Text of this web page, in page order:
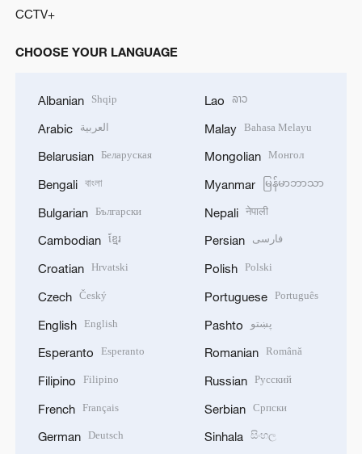
CCTV+
CHOOSE YOUR LANGUAGE
Albanian Shqip
Arabic العربية
Belarusian Беларуская
Bengali বাংলা
Bulgarian Български
Cambodian ខ្មែរ
Croatian Hrvatski
Czech Český
English English
Esperanto Esperanto
Filipino Filipino
French Français
German Deutsch
Lao ລາວ
Malay Bahasa Melayu
Mongolian Монгол
Myanmar မြန်မာဘာသာ
Nepali नेपाली
Persian فارسی
Polish Polski
Portuguese Português
Pashto پښتو
Romanian Română
Russian Русский
Serbian Српски
Sinhala සිංහල